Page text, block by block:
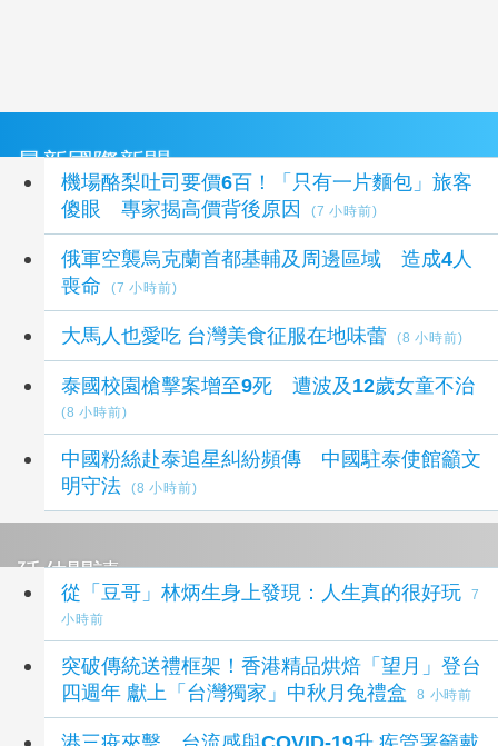
最新國際新聞
機場酪梨吐司要價6百！「只有一片麵包」旅客
傻眼 專家揭高價背後原因
(7 小時前)
俄軍空襲烏克蘭首都基輔及周邊區域 造成4人
喪命
(7 小時前)
大馬人也愛吃 台灣美食征服在地味蕾 (8 小時前)
泰國校園槍擊案增至9死 遭波及12歲女童不治
(8 小時前)
中國粉絲赴泰追星糾紛頻傳 中國駐泰使館籲文
明守法
(8 小時前)
延伸閱讀
從「豆哥」林炳生身上發現：人生真的很好玩
7
小時前
突破傳統送禮框架！香港精品烘焙「望月」登台
四週年 獻上「台灣獨家」中秋月兔禮盒
8 小時前